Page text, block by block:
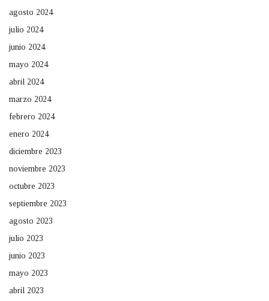
agosto 2024
julio 2024
junio 2024
mayo 2024
abril 2024
marzo 2024
febrero 2024
enero 2024
diciembre 2023
noviembre 2023
octubre 2023
septiembre 2023
agosto 2023
julio 2023
junio 2023
mayo 2023
abril 2023